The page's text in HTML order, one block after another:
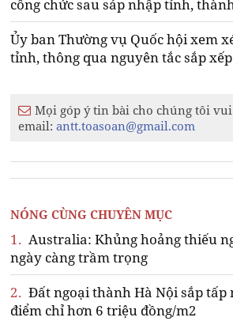
công chức sau sáp nhập tỉnh, thành
Ủy ban Thường vụ Quốc hội xem
tỉnh, thông qua nguyên tắc sắp
Mọi góp ý tin bài cho chúng tôi
email:antt.toasoan@gmail.com
NÓNG CÙNG CHUYÊN MỤC
1. Australia: Khủng hoảng thiếu
ngày càng trầm trọng
2. Đất ngoại thành Hà Nội sắp tấp
điểm chỉ hơn 6 triệu đồng/m2